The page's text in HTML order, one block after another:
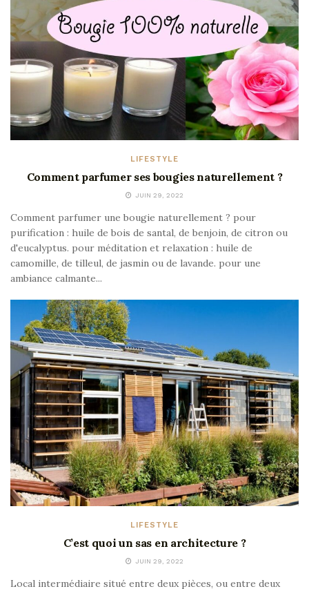
LIFESTYLE
Comment parfumer ses bougies naturellement ?
JUIN 29, 2022
Comment parfumer une bougie naturellement ? pour
purification : huile de bois de santal, de benjoin, de citron ou
d'eucalyptus. pour méditation et relaxation : huile de
camomille, de tilleul, de jasmin ou de lavande. pour une
ambiance calmante...
LIFESTYLE
C’est quoi un sas en architecture ?
JUIN 29, 2022
Local intermédiaire situé entre deux pièces, ou entre deux